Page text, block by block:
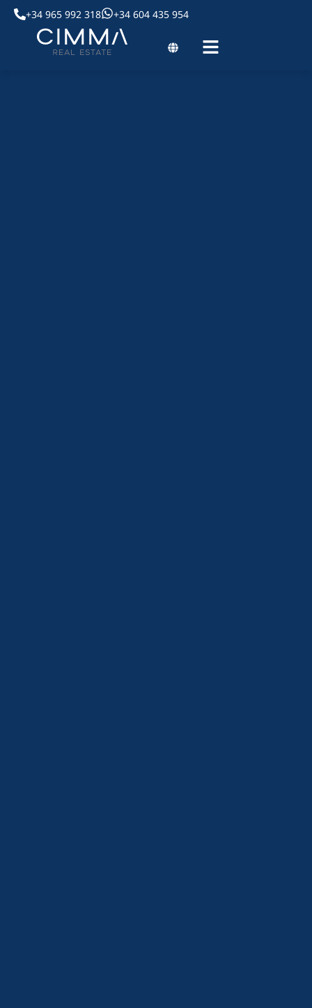
+34 965 992 318 +34 604 435 954